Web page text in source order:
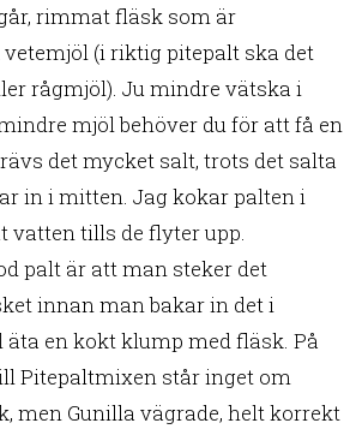
rimmat fläsk som är
(i riktig pitepalt ska det
rågmjöl). Ju mindre vätska i
mjöl behöver du för att få en
det mycket salt, trots det salta
in i mitten. Jag kokar palten i
tills de flyter upp.
palt är att man steker det
innan man bakar in det i
en kokt klump med fläsk. På
Pitepaltmixen står inget om
men Gunilla vägrade, helt korrekt